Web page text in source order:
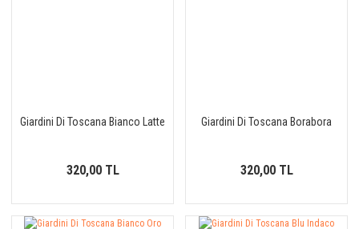
Giardini Di Toscana Bianco Latte
320,00 TL
Giardini Di Toscana Borabora
320,00 TL